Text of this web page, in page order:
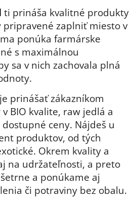
ti prináša kvalitné produkty
pripravené zaplniť miesto v
ponúka farmárske
s maximálnou
sa v nich zachovala plná
je prinášať zákazníkom
BIO kvalite, raw jedlá a
ceny. Nájdeš u
produktov, od tých
Okrem kvality a
na udržateľnosti, a preto
a ponúkame aj
či potraviny bez obalu.